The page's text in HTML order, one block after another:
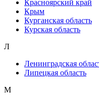
Красноярский край
Крым
Курганская область
Курская область
Л
Ленинградская
Липецкая область
М